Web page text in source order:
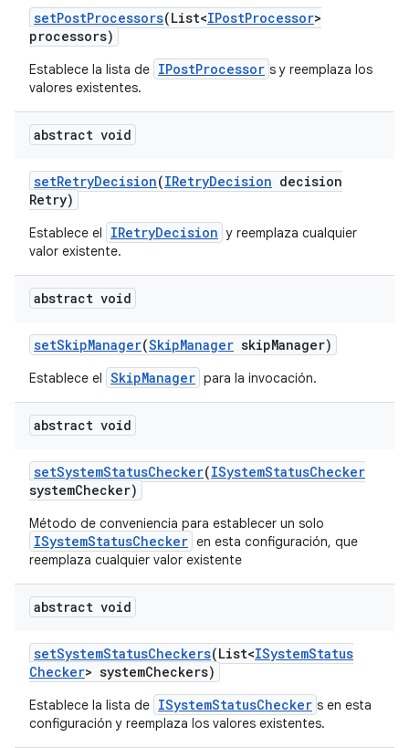
setPostProcessors(List<IPostProcessor>
processors)
Establece la lista de IPostProcessor s y reemplaza los
valores existentes.
abstract void
setRetryDecision(IRetryDecision decision
Retry)
Establece el IRetryDecision y reemplaza cualquier
valor existente.
abstract void
setSkipManager(SkipManager skipManager)
Establece el SkipManager para la invocación.
abstract void
setSystemStatusChecker(ISystemStatusChecker
systemChecker)
Método de conveniencia para establecer un solo
ISystemStatusChecker en esta configuración, que
reemplaza cualquier valor existente
abstract void
setSystemStatusCheckers(List<ISystemStatus
Checker> systemCheckers)
Establece la lista de ISystemStatusChecker s en esta
configuración y reemplaza los valores existentes.